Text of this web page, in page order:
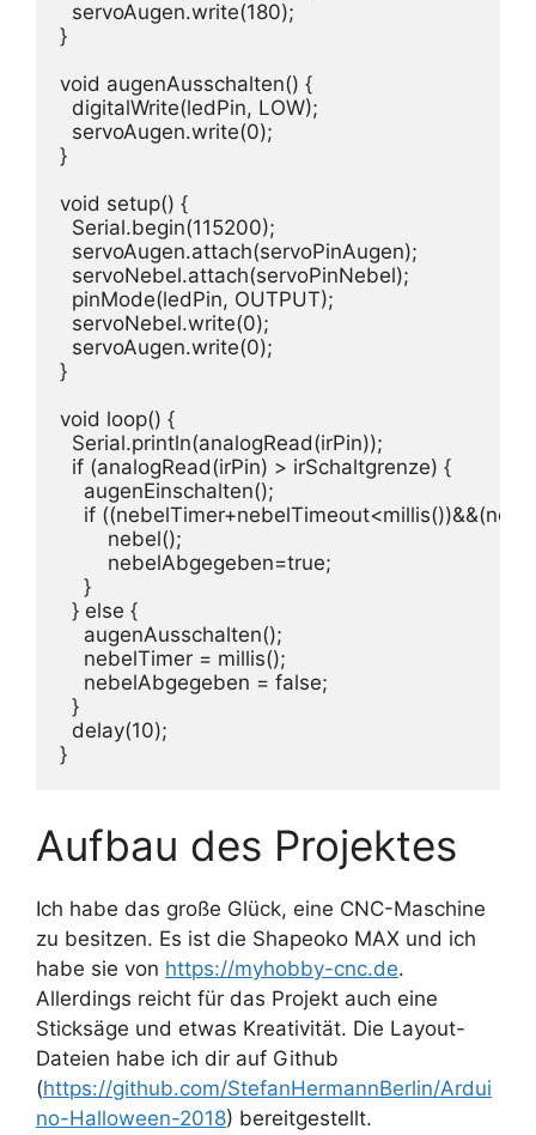
  servoAugen.write(180);
}
void augenAusschalten() {
  digitalWrite(ledPin, LOW);
  servoAugen.write(0);
}
void setup() {
  Serial.begin(115200);
  servoAugen.attach(servoPinAugen);
  servoNebel.attach(servoPinNebel);
  pinMode(ledPin, OUTPUT);
  servoNebel.write(0);
  servoAugen.write(0);
}
void loop() {
  Serial.println(analogRead(irPin));
  if (analogRead(irPin) > irSchaltgrenze) {
    augenEinschalten();
if
        nebel();
        nebelAbgegeben=true;
    }
  } else {
    augenAusschalten();
    nebelTimer = millis();
    nebelAbgegeben = false;
  }
  delay(10);
Aufbau des Projektes
Ich habe das große Glück, eine CNC-Maschine
zu besitzen. Es ist die Shapeoko MAX und ich
habe sie von https://myhobby-cnc.de.
Allerdings reicht für das Projekt auch eine
Sticksäge und etwas Kreativität. Die Layout-
Dateien habe ich dir auf Github
(https://github.com/StefanHermannBerlin/Ardui
no-Halloween-2018) bereitgestellt.